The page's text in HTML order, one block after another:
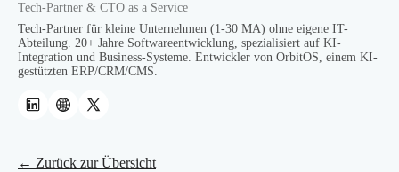
Tech-Partner & CTO as a Service
Tech-Partner für kleine Unternehmen (1-30 MA) ohne eigene IT-
Abteilung. 20+ Jahre Softwareentwicklung, spezialisiert auf KI-
Integration und Business-Systeme. Entwickler von OrbitOS, einem KI-
gestützten ERP/CRM/CMS.
← Zurück zur Übersicht